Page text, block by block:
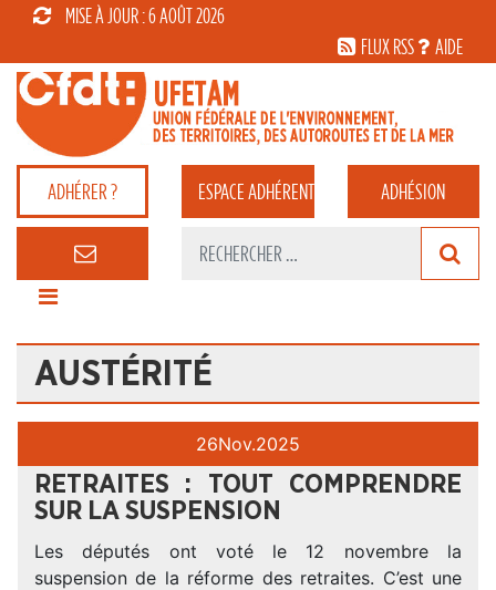
MISE À JOUR : 6 AOÛT 2026
FLUX RSS
AIDE
ADHÉRER ? ESPACEADHÉRENT ADHÉSION
AUSTÉRITÉ
26Nov.2025
RETRAITES : TOUT COMPRENDRE
SUR LA SUSPENSION
Les députés ont voté le 12 novembre la
suspension de la réforme des retraites. C’est une